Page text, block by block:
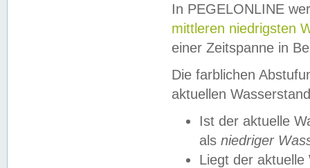
In PEGELONLINE
mittleren niedrigsten
einer Zeitspanne in
Die farblichen
aktuellen
Ist der aktuelle
als niedriger
Liegt der